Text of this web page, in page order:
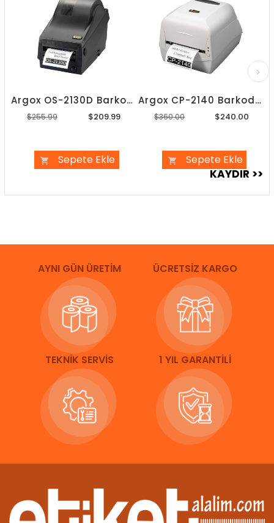
Argox OS-2130D Barkod Yazıcı
$209.99
$255.99
Sepete Ekle
Argox CP-2140 Barkod Yazıcı
$240.00
$360.00
Sepete Ekle
AYNI GÜN ÜRETİM ÜCRETSİZ KARGO
TEKNİK SERVİS 1 YIL GARANTİLİ